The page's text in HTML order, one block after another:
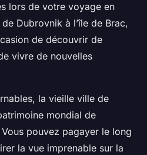
lors de votre voyage en
Dubrovnik à l’île de Brac,
de découvrir de
vivre de nouvelles
la vieille ville de
mondial de
Vous pouvez pagayer le long
la vue imprenable sur la